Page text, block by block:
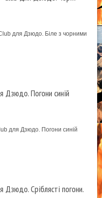
для Дзюдо. Біле з чорними
Дзюдо. Погони синій
для Дзюдо. Погони синій
Дзюдо. Сріблясті погони.